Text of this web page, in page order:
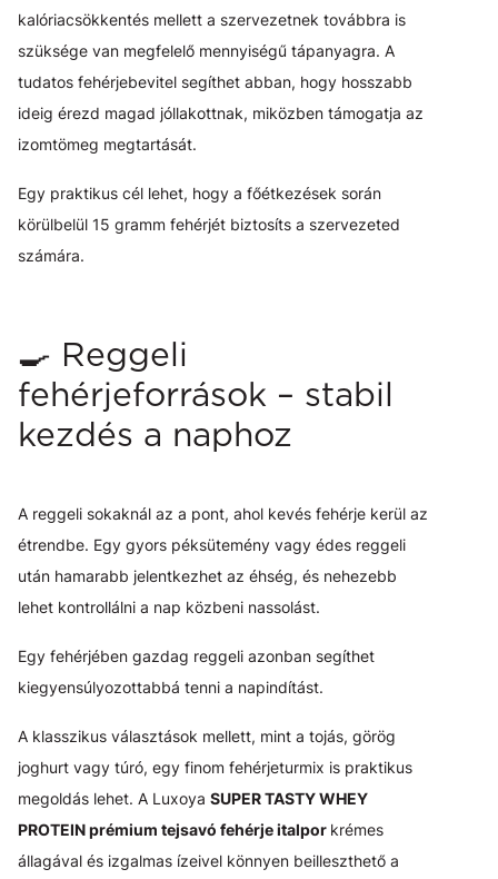
kalóriacsökkentés mellett a szervezetnek továbbra is
szüksége van megfelelő mennyiségű tápanyagra. A
tudatos fehérjebevitel segíthet abban, hogy hosszabb
ideig érezd magad jóllakottnak, miközben támogatja az
izomtömeg megtartását.
Egy praktikus cél lehet, hogy a főétkezések során
körülbelül 15 gramm fehérjét biztosíts a szervezeted
számára.
🍳 Reggeli
fehérjeforrások – stabil
kezdés a naphoz
A reggeli sokaknál az a pont, ahol kevés fehérje kerül az
étrendbe. Egy gyors péksütemény vagy édes reggeli
után hamarabb jelentkezhet az éhség, és nehezebb
lehet kontrollálni a nap közbeni nassolást.
Egy fehérjében gazdag reggeli azonban segíthet
kiegyensúlyozottabbá tenni a napindítást.
A klasszikus választások mellett, mint a tojás, görög
joghurt vagy túró, egy finom fehérjeturmix is praktikus
megoldás lehet. A Luxoya SUPER TASTY WHEY
PROTEIN prémium tejsavó fehérje italpor krémes
állagával és izgalmas ízeivel könnyen beilleszthető a